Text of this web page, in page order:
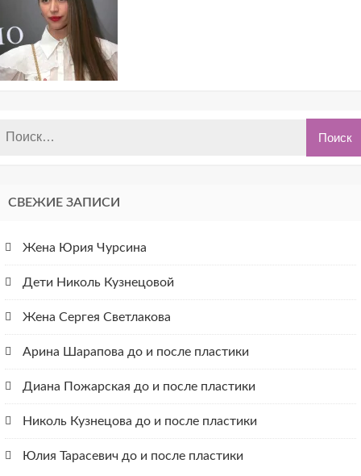
СВЕЖИЕ ЗАПИСИ
Жена Юрия Чурсина
Дети Николь Кузнецовой
Жена Сергея Светлакова
Арина Шарапова до и после пластики
Диана Пожарская до и после пластики
Николь Кузнецова до и после пластики
Юлия Тарасевич до и после пластики